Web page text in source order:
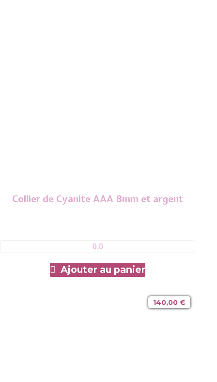
Collier de Cyanite AAA 8mm et argent
0.0
Ajouter au panier
140,00€